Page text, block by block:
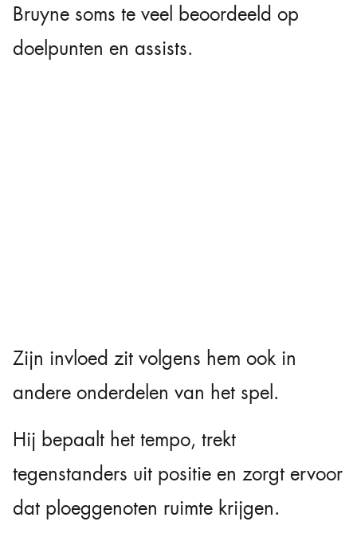
Bruyne soms te veel beoordeeld op
doelpunten en assists.
Zijn invloed zit volgens hem ook in
andere onderdelen van het spel.
Hij bepaalt het tempo, trekt
tegenstanders uit positie en zorgt ervoor
dat ploeggenoten ruimte krijgen.